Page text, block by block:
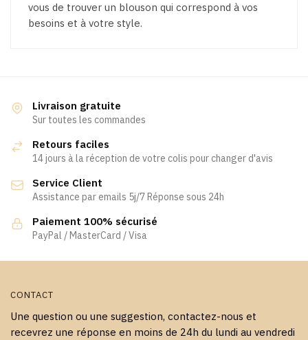
vous de trouver un blouson qui correspond à vos
besoins et à votre style.
Livraison gratuite
Sur toutes les commandes
Retours faciles
14 jours à la réception de votre colis pour changer d'avis
Service Client
Assistance par emails 5j/7 Réponse sous 24h
Paiement 100% sécurisé
PayPal / MasterCard / Visa
CONTACT
Une question ou une suggestion, contactez-nous et
recevrez une réponse en moins de 24h du lundi au vendredi